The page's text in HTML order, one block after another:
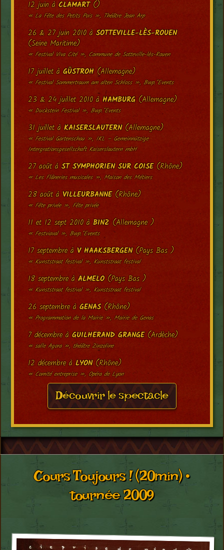
12 juin àCLAMART()
« La Fête des Petits Pois », Théâtre Jean Arp
26 & 27 juin 2010 àSOTTEVILLE-LÈS-ROUEN
(Seine Maritime)
« Festival Viva Cité », Commune de Sotteville-lès-Rouen
17 juillet àGÜSTROH(Allemagne)
« Festival Sommertraum am alten Schloss », Bwp.*Events
23 & 24 juillet 2010 à HAMBURG(Allemagne)
« Duckstein Festival », Bwp.*Events
31 juillet àKAISERSLAUTERN(Allemagne)
« Festival Gartenschau », IKL – Gemeinnützige
Intergrationsgesellschaft Kaiserslautern mbH
27 août àST SYMPHORIEN SUR COISE(Rhône)
« Les Flâneries musicales », Maison des Métiers
28 août à VILLEURBANNE(Rhône)
« Fête privée », Fête privée
11 et 12 sept 2010 àBINZ(Allemagne )
« Festviaval », Bwp.*Events
17 septembre à V HAAKSBERGEN(Pays Bas )
« Kunststraat festival », Kunststraat festival
18 septembre àALMELO(Pays Bas )
« Kunststraat festival », Kunststraat festival
26 septembre àGENAS(Rhône)
« Programmation de la Mairie », Mairie de Genas
7 décembre àGUILHERAND GRANGE(Ardèche)
« salle Agora », théâtre Zinzoline
12 décembre àLYON(Rhône)
« Comité entreprise », Opéra de Lyon
Découvrir le spectacle
Cours Toujours ! (20min) •
tournée 2009